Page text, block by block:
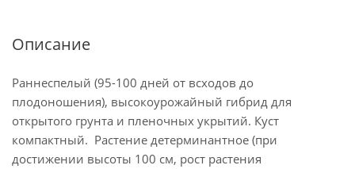
Описание
Раннеспелый (95-100 дней от всходов до
плодоношения), высокоурожайный гибрид для
открытого грунта и пленочных укрытий. Куст
компактный. Растение детерминантное (при
достижении высоты 100 см, рост растения